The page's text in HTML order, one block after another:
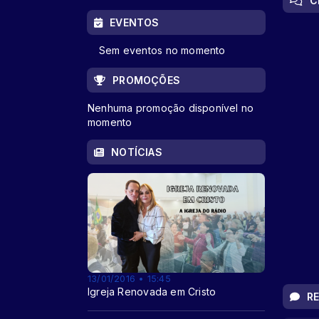
EVENTOS
Sem eventos no momento
PROMOÇÕES
Nenhuma promoção disponível no
momento
NOTÍCIAS
13/01/2016 • 15:45
Igreja Renovada em Cristo